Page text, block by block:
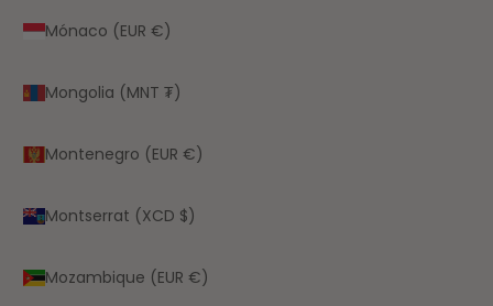
Mónaco (EUR €)
Mongolia (MNT ₮)
Montenegro (EUR €)
Montserrat (XCD $)
Mozambique (EUR €)